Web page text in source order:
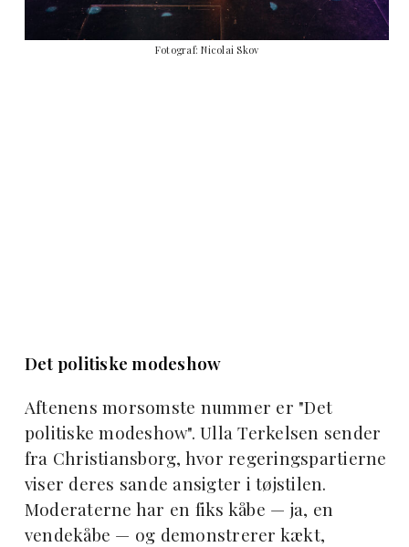
Fotograf: Nicolai Skov
Det politiske modeshow
Aftenens morsomste nummer er "Det
politiske modeshow". Ulla Terkelsen sender
fra Christiansborg, hvor regeringspartierne
viser deres sande ansigter i tøjstilen.
Moderaterne har en fiks kåbe — ja, en
vendekåbe — og demonstrerer kækt,